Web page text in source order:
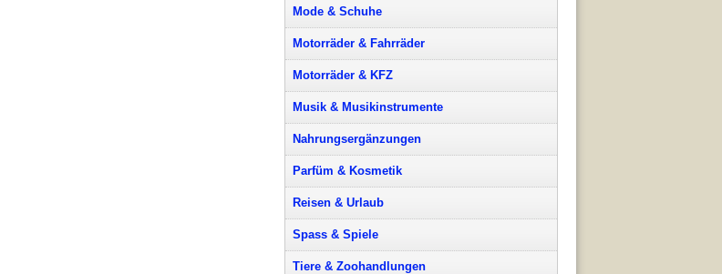
Mode & Schuhe
Motorräder & Fahrräder
Motorräder & KFZ
Musik & Musikinstrumente
Nahrungsergänzungen
Parfüm & Kosmetik
Reisen & Urlaub
Spass & Spiele
Tiere & Zoohandlungen